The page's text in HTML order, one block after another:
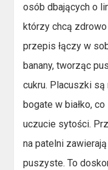
osób dbających o
którzy chcą
przepis łączy w
banany, tworząc
cukru. Placuszki
bogate w białko,
uczucie sytości.
na patelni
puszyste. To